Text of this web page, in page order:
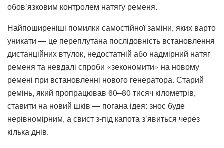
обов’язковим контролем натягу ременя.
Найпоширеніші помилки самостійної заміни, яких варто
уникати — це переплутана послідовність встановлення
дистанційних втулок, недостатній або надмірний натяг
ременя та невдалі спроби «зекономити» на новому
ремені при встановленні нового генератора. Старий
ремінь, який пропрацював 60–80 тисяч кілометрів,
ставити на новий шків — погана ідея: знос буде
нерівномірним, а свист з-під капота з’явиться через
кілька днів.